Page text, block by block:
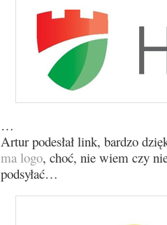
…
Artur podesłał link, bardzo
ma logo, choć, nie wiem czy
podsyłać…